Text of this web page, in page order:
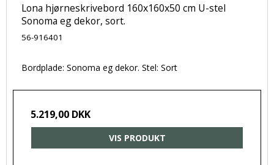
Lona hjørneskrivebord 160x160x50 cm U-stel
Sonoma eg dekor, sort.
56-916401
Bordplade: Sonoma eg dekor. Stel: Sort
5.219,00 DKK
VIS PRODUKT